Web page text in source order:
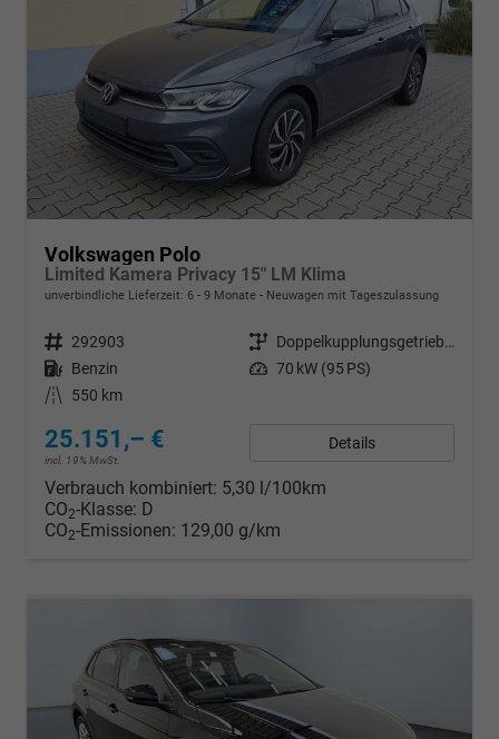
Volkswagen Polo
Limited Kamera Privacy 15" LM Klima
unverbindliche Lieferzeit: 6 - 9 Monate Neuwagen mit Tageszulassung
Fahrzeugnr. 292903 Getriebe
Doppelkupplungsgetriebe (DSG)
Kraftstoff Benzin Leistung 70 kW (95 PS)
Kilometerstand
550 km
25.151,– €
incl. 19% MwSt.
Details
Verbrauch kombiniert: 5,30 l/100km
CO2-Klasse: D
CO2-Emissionen: 129,00 g/km